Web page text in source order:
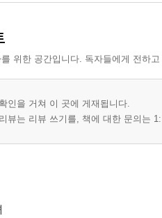
위한 공간입니다. 독자들에게 전하
인을 거쳐 이 곳에 게재됩니다.
뷰는 리뷰 쓰기를, 책에 대한 문의는